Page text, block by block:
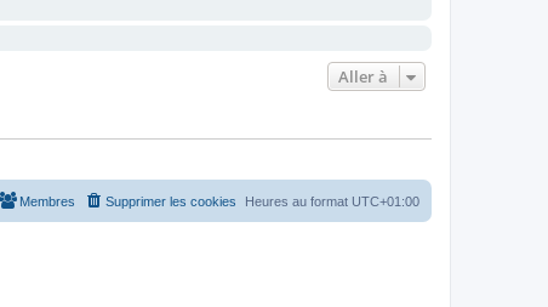
Aller à
Heures au format UTC+01:00
Supprimer les cookies
Membres